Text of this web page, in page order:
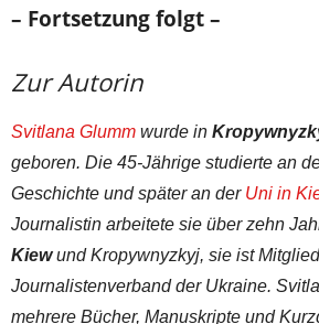
– Fortsetzung folgt –
Zur Autorin
Svitlana Glumm wurde in
geboren. Die 45-Jährige studierte an
Geschichte und später an der Uni in
Journalistin arbeitete sie über zehn
Kiewund Kropywnyzkyj, sie ist
Journalistenverband der Ukraine.
mehrere Bücher, Manuskripte und